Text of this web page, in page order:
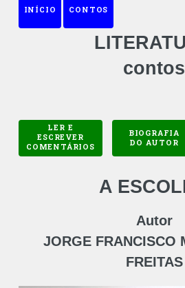
INÍCIO CONTOS
contos
LER E
ESCREVER
COMENTÁRIOS
BIOGRAFIA
DO AUTOR
A
Autor
JORGE FRANCISCO
FREITAS